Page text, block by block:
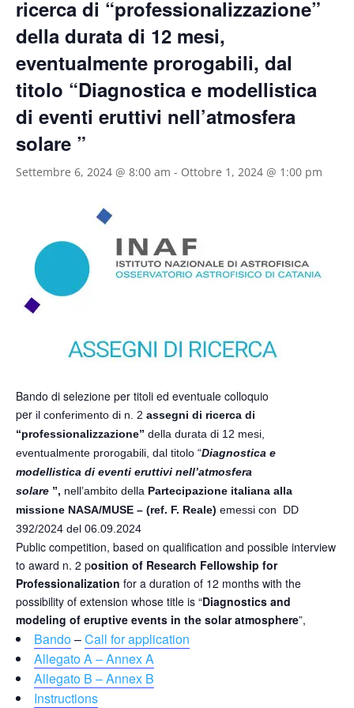
ricerca di “professionalizzazione”
della durata di 12 mesi,
eventualmente prorogabili, dal
titolo “Diagnostica e modellistica
di eventi eruttivi nell’atmosfera
solare ”
Settembre 6, 2024 @ 8:00 am - Ottobre 1, 2024 @ 1:00 pm
Bando di selezione per titoli ed eventuale colloquio
per il conferimento di n. 2 assegni di ricerca di
“professionalizzazione” della durata di 12 mesi,
eventualmente prorogabili, dal titolo “Diagnostica e
modellistica di eventi eruttivi nell’atmosfera
solare ”, nell’ambito della Partecipazione italiana alla
missione NASA/MUSE – (ref. F. Reale) emessi con DD
392/2024 del 06.09.2024
Public competition, based on qualification and possible interview
to award n. 2 position of Research Fellowship for
Professionalization for a duration of 12 months with the
possibility of extension whose title is “Diagnostics and
modeling of eruptive events in the solar atmosphere”,
Bando–Call for application
Allegato A – Annex A
Allegato B – Annex B
Instructions